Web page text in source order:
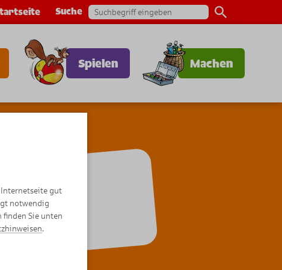
Suche
Spielen Machen
Internetseite gut
notwendig
finden Sie unten
.